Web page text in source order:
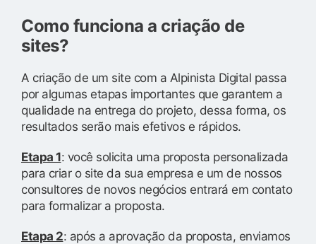
Como funciona a criação de
sites?
A criação de um site com a Alpinista Digital passa
por algumas etapas importantes que garantem a
qualidade na entrega do projeto, dessa forma, os
resultados serão mais efetivos e rápidos.
Etapa 1: você solicita uma proposta personalizada
para criar o site da sua empresa e um de nossos
consultores de novos negócios entrará em contato
para formalizar a proposta.
Etapa 2: após a aprovação da proposta, enviamos